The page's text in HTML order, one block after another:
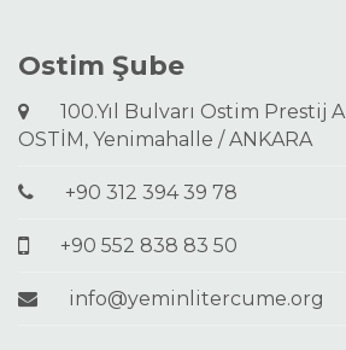
Ostim Şube
100.Yıl Bulvarı Ostim Prestij
OSTİM, Yenimahalle / ANKARA
+90 312 394 39 78
+90 552 838 83 50
info@yeminlitercume.org